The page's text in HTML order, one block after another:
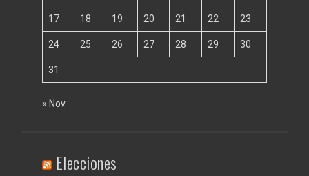
17 18 19 20 21 22 23
24 25 26 27 28 29 30
31
« Nov
Elecciones